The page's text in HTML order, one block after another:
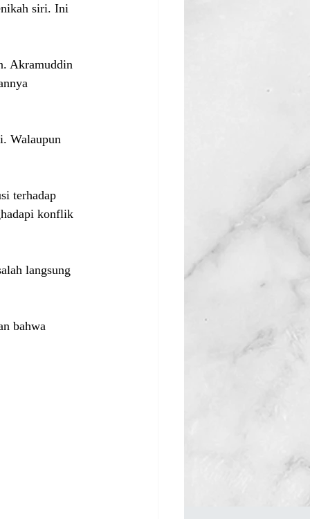
siri. Ini
Akramuddin
Walaupun
terhadap
konflik
langsung
bahwa